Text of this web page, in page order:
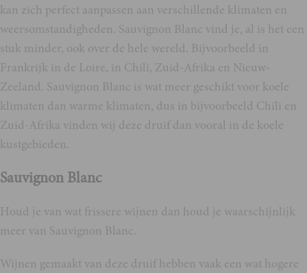
kan zich perfect aanpassen aan verschillende klimaten en
weersomstandigheden. Sauvignon Blanc vind je, al is het een
stuk minder, ook over de hele wereld. Bijvoorbeeld in
Frankrijk in de Loire, in Chili, Zuid-Afrika en Nieuw-
Zeeland. Sauvignon Blanc is wat meer geschikt voor koele
klimaten dan warme klimaten, dus in bijvoorbeeld Chili en
Zuid-Afrika vinden wij deze druif dan vooral in de koele
kustgebieden.
Sauvignon Blanc
Houd je van wat frissere wijnen dan houd je waarschijnlijk
meer van Sauvignon Blanc.
Wijnen gemaakt van deze druif hebben vaak een wat hogere